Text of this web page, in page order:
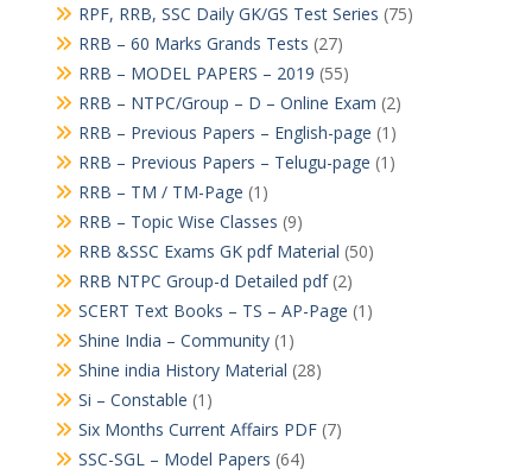
RPF, RRB, SSC Daily GK/GS Test Series (75)
RRB – 60 Marks Grands Tests (27)
RRB – MODEL PAPERS – 2019 (55)
RRB – NTPC/Group – D – Online Exam (2)
RRB – Previous Papers – English-page (1)
RRB – Previous Papers – Telugu-page (1)
RRB – TM / TM-Page (1)
RRB – Topic Wise Classes (9)
RRB &SSC Exams GK pdf Material (50)
RRB NTPC Group-d Detailed pdf(2)
SCERT Text Books – TS – AP-Page (1)
Shine India – Community(1)
Shine india History Material (28)
Si – Constable (1)
Six Months Current Affairs PDF(7)
SSC-SGL – Model Papers (64)